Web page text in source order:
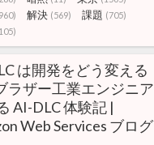
解決 (569) 課題 (705)
は開発をどう変える
ラザー工業エンジニア
AI-DLC 体験記 |
Web Services ブログ